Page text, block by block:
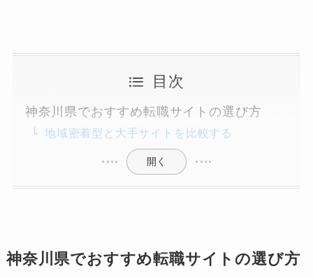
目次
神奈川県でおすすめ転職サイトの選び方
地域密着型と大手サイトを比較する
開く
神奈川県でおすすめ転職サイトの選び方